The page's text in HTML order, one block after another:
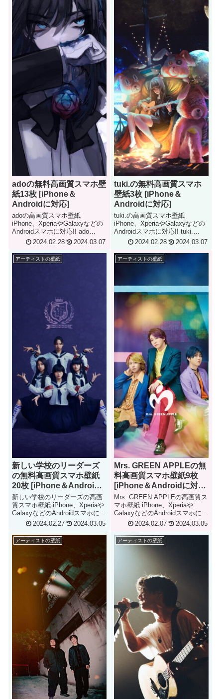
adoの無料高画質スマホ壁
紙13枚 [iPhone＆
Androidに対応]
adoの高画質スマホ壁紙
iPhone、XperiaやGalaxyなどの
Androidスマホに対応!! ado
iPhone & Android Smartphone
Wallpaper
2024.02.28 2024.03.07
tuki.の無料高画質スマホ
壁紙3枚 [iPhone＆
Androidに対応]
tuki.の高画質スマホ壁紙
iPhone、XperiaやGalaxyなどの
Androidスマホに対応!! tuki.
iPhone & Android Smartphone
Wallpaper
2024.02.28 2024.03.07
アーティストの壁紙
新しい学校のリーダーズ
の無料高画質スマホ壁紙
20枚 [iPhone＆Android
に対応]
新しい学校のリーダーズの高画
質スマホ壁紙 iPhone、Xperiaや
GalaxyなどのAndroidスマホに対
応!! atarasii gakko iPhone &
2024.02.27 2024.03.05
アーティストの壁紙
Mrs. GREEN APPLEの無
料高画質スマホ壁紙9枚
[iPhone＆Androidに対
応]
Mrs. GREEN APPLEの高画質ス
マホ壁紙 iPhone、Xperiaや
GalaxyなどのAndroidスマホに対
応!! Mrs. GREEN APPLE
Wallpaper
2024.02.07 2024.03.05
アーティストの壁紙 アーティストの壁紙